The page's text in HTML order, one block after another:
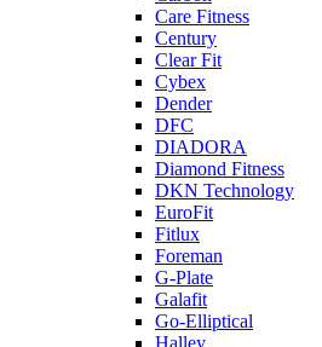
Care Fitness
Century
Clear Fit
Cybex
Dender
DFC
DIADORA
Diamond Fitness
DKN Technology
EuroFit
Fitlux
Foreman
G-Plate
Galafit
Go-Elliptical
Halley